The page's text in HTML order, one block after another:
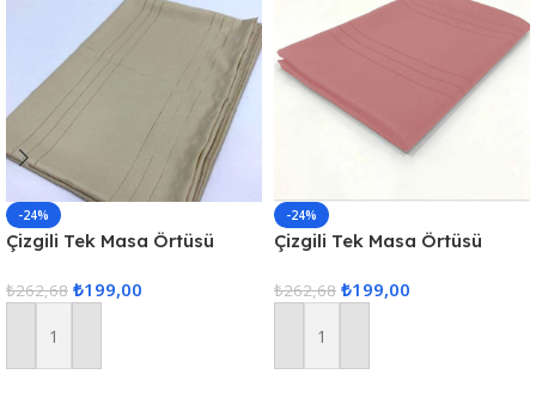
-24%
Çizgili Tek Masa Örtüsü
₺262,68 ₺199,00
Sepete Ekle
-24%
Çizgili Tek Masa Örtüsü
₺262,68 ₺199,00
Sepete Ekle